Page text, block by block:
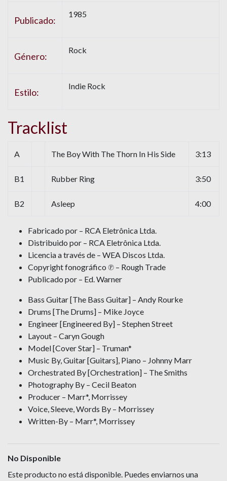
Publicado:
1985
Género:
Rock
Estilo:
Indie Rock
Tracklist
A The Boy With The Thorn In His Side 3:13
B1 Rubber Ring 3:50
B2 Asleep 4:00
Fabricado por – RCA Eletrônica Ltda.
Distribuido por – RCA Eletrônica Ltda.
Licencia a través de – WEA Discos Ltda.
Copyright fonográfico ℗ – Rough Trade
Publicado por – Ed. Warner
Bass Guitar [The Bass Guitar] – Andy Rourke
Drums [The Drums] – Mike Joyce
Engineer [Engineered By] – Stephen Street
Layout – Caryn Gough
Model [Cover Star] – Truman*
Music By, Guitar [Guitars], Piano – Johnny Marr
Orchestrated By [Orchestration] – The Smiths
Photography By – Cecil Beaton
Producer – Marr*, Morrissey
Voice, Sleeve, Words By – Morrissey
Written-By – Marr*, Morrissey
No Disponible
Este producto no está disponible. Puedes enviarnos una